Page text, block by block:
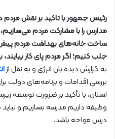
رئیس جمهور با تاکید بر نقش
مدارس را با مشارکت مردم
ساخت خانه‌های بهداشت مردم
جلب کنیم؛ اگر مردم پای کار
به گزارش دیده بان انرژی و به نقل از
بررسی اقدامات و برنامه‌های دولت
استان، با تأکید بر ضرورت توسعه
وظیفه داریم مدرسه بسازیم و
درس مواجه باشد.